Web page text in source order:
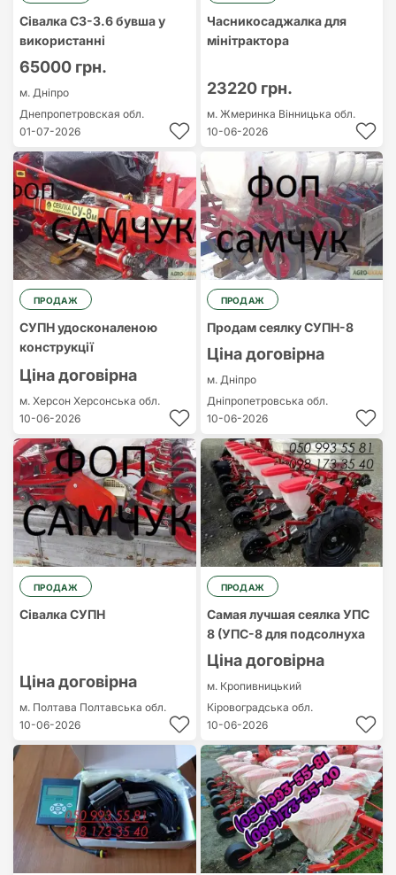
Сівалка СЗ-3.6 бувша у
використанні
65000 грн.
м. Дніпро
Днепропетровская обл.
01-07-2026
Часникосаджалка для
мінітрактора
23220 грн.
м. Жмеринка Вінницька обл.
10-06-2026
ПРОДАЖ
СУПН удосконаленою
конструкції
Ціна договірна
м. Херсон Херсонська обл.
10-06-2026
ПРОДАЖ
Продам сеялку СУПН-8
Ціна договірна
м. Дніпро
Дніпропетровська обл.
10-06-2026
ПРОДАЖ
Сівалка СУПН
Ціна договірна
м. Полтава Полтавська обл.
10-06-2026
ПРОДАЖ
Самая лучшая сеялка УПС
8 (УПС-8 для подсолнуха
Ціна договірна
м. Кропивницький
Кіровоградська обл.
10-06-2026